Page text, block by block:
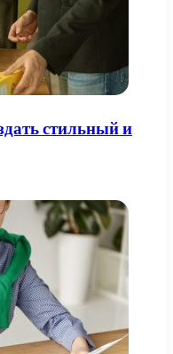
стильный и